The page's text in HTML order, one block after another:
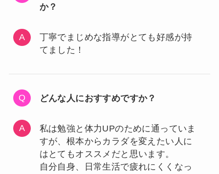
か？
丁寧でまじめな指導がとても好感が持
てました！
どんな人におすすめですか？
私は勉強と体力UPのために通っていま
すが、根本からカラダを変えたい人に
はとてもオススメだと思います。
自分自身、日常生活で疲れにくくなっ